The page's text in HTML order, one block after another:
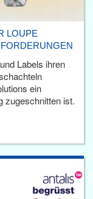
LOUPE
Labels ihren
ein
zugeschnitten ist.